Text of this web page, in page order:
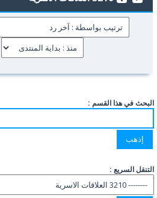
البحث في هذا القسم :
التنقل السريع :